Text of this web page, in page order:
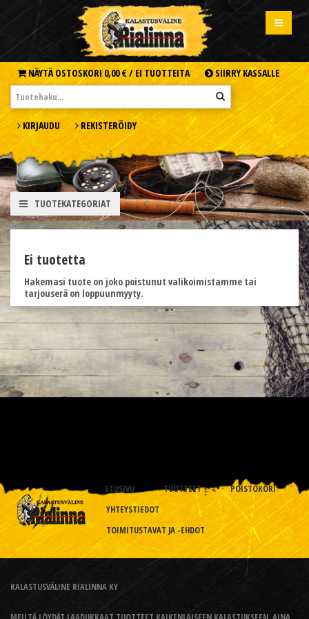
NÄYTÄ OSTOSKORI 0,00 € / EI TUOTTEITA SIIRRY KASSALLE
KIRJAUDU REKISTERÖIDY
TUOTEKATEGORIAT
Ei tuotetta
Hakemasi tuote on joko poistunut valikoimistamme tai
tarjouserä on loppuunmyyty.
ETUSIVU TUOTTEET
POISTOKORI
YHTEYSTIEDOT
TOIMITUSTAVAT JA -EHDOT
KALASTUSVÄLINE RIALINNA KY